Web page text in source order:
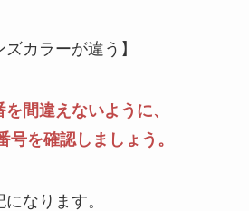
カラーが違う】
を間違えないように、
号を確認しましょう。
なります。